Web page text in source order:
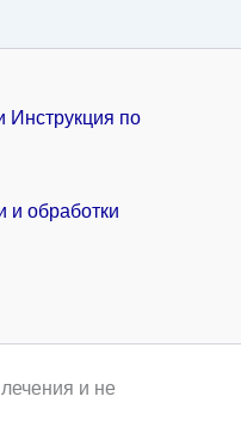
Инструкция по
и обработки
и не